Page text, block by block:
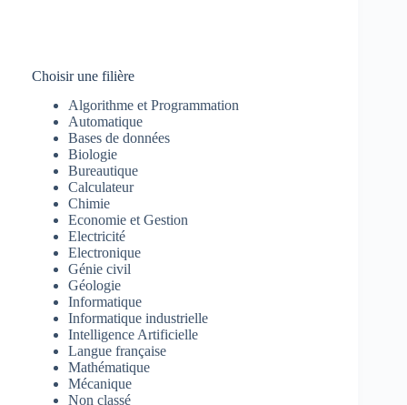
Choisir une filière
Algorithme et Programmation
Automatique
Bases de données
Biologie
Bureautique
Calculateur
Chimie
Economie et Gestion
Electricité
Electronique
Génie civil
Géologie
Informatique
Informatique industrielle
Intelligence Artificielle
Langue française
Mathématique
Mécanique
Non classé